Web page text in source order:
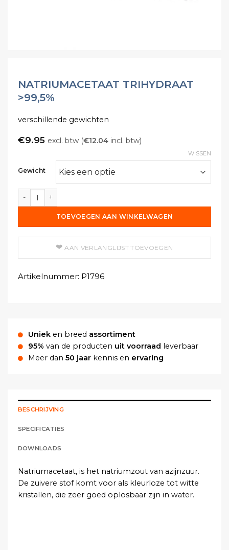
NATRIUMACETAAT TRIHYDRAAT
>99,5%
verschillende gewichten
€9.95 excl. btw (€12.04 incl. btw)
Gewicht
WISSEN
Natriumacetaat trihydraat >99,5% aantal
TOEVOEGEN AAN WINKELWAGEN
AAN VERLANGLIJST TOEVOEGEN
Artikelnummer: P1796
Uniek en breed assortiment
95% van de producten uit voorraad
leverbaar
Meer dan 50 jaar kennis en ervaring
BESCHRIJVING
SPECIFICATIES
DOWNLOADS
Natriumacetaat, is het natriumzout van azijnzuur.
De zuivere stof komt voor als kleurloze tot witte
kristallen, die zeer goed oplosbaar zijn in water.